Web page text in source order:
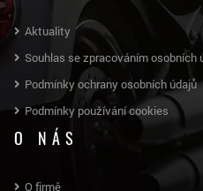
Aktuality
Souhlas se zpracováním osobních
Podmínky ochrany osobních údajů
Podmínky používání cookies
O NÁS
O firmě